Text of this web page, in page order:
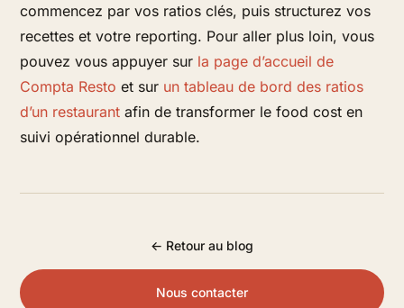
commencez par vos ratios clés, puis structurez vos
recettes et votre reporting. Pour aller plus loin, vous
pouvez vous appuyer sur la page d’accueil de
Compta Resto et sur un tableau de bord des ratios
d’un restaurant afin de transformer le food cost en
suivi opérationnel durable.
← Retour au blog
Nous contacter